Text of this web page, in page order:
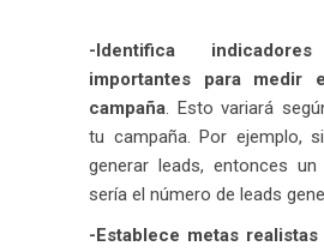
-Identifica
importantes para medir
campaña. Esto variará
tu campaña. Por ejemplo,
generar leads, entonces un
sería el número de leads
-Establece metas realistas